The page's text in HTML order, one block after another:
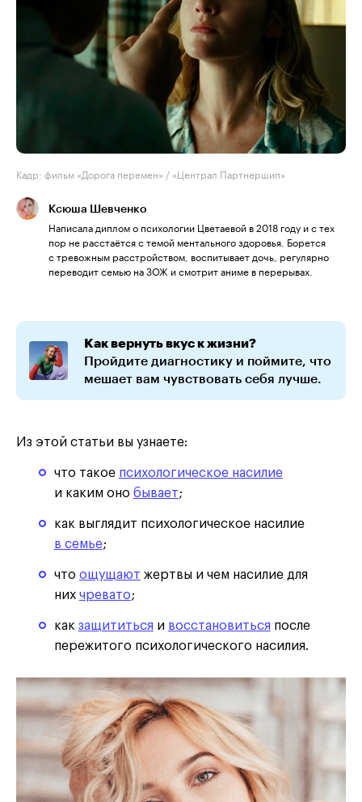
Кадр: фильм «Дорога перемен» / «Централ Партнершип»
Ксюша Шевченко
Написала диплом о психологии Цветаевой в 2018 году и с тех
пор не расстаётся с темой ментального здоровья. Борется
с тревожным расстройством, воспитывает дочь, регулярно
переводит семью на ЗОЖ и смотрит аниме в перерывах.
Как вернуть вкус к жизни?
Пройдите диагностику и поймите, что
мешает вам чувствовать себя лучше.
Из этой статьи вы узнаете:
что такое психологическое насилие
и каким оно бывает;
как выглядит психологическое насилие
в семье;
что ощущают жертвы и чем насилие для
них чревато;
как защититься и восстановиться после
пережитого психологического насилия.